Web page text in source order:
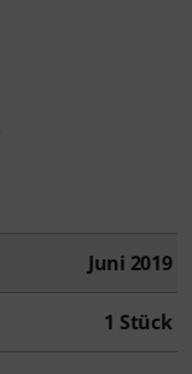
Juni 2019
1 Stück